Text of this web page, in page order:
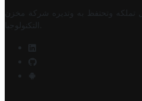
تملكه وتحتفظ به وتديره
شركة مخزن
التكنولوجيا